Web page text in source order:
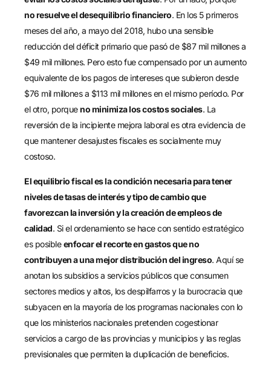
no resuelve el desequilibrio financiero. En los 5 primeros
meses del año, a mayo del 2018, hubo una sensible
reducción del déficit primario que pasó de $87 mil millones a
$49 mil millones. Pero esto fue compensado por un aumento
equivalente de los pagos de intereses que subieron desde
$76 mil millones a $113 mil millones en el mismo período. Por
el otro, porqueno minimiza los costos sociales. La
reversión de la incipiente mejora laboral es otra evidencia de
que mantener desajustes fiscales es socialmente muy
costoso.
El equilibrio fiscal es la condición necesaria para tener
niveles de tasas de interés y tipo de cambio que
favorezcan la inversión y la creación de empleos de
calidad. Si el ordenamiento se hace con sentido estratégico
es posibleenfocarel recorte en gastos que no
contribuyen a una mejor distribución del ingreso. Aquí se
anotan los subsidios a servicios públicos que consumen
sectores medios y altos, los despilfarros y la burocracia que
subyacen en la mayoría de los programas nacionales con lo
que los ministerios nacionales pretenden cogestionar
servicios a cargo de las provincias y municipios y las reglas
previsionales que permiten la duplicación de beneficios.